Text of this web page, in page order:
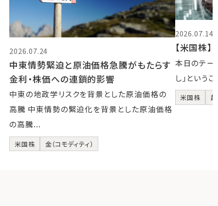
2026.07.24
中東情勢緊迫と原油価格急騰がもたらす
金利・株価への連鎖的影響
中東の地政学リスクを背景とした原油価格の
高騰 中東情勢の緊迫化を背景とした原油価格
の高騰...
米国株 金（コモディティ）
2026.07.14
【米国株
本日のテー
し」という
米国株